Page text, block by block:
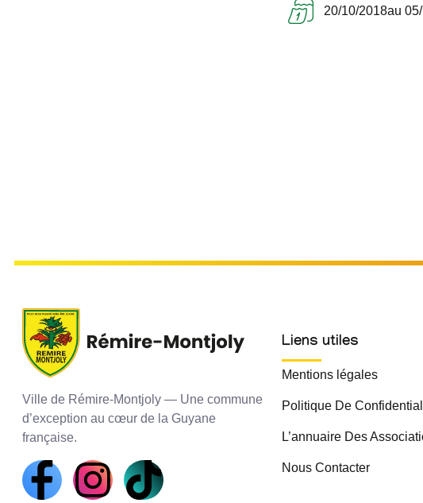
20/10/2018au
Ville de Rémire-Montjoly — Une commune
d’exception au cœur de la Guyane
française.
Liens utiles
Mentions légales
Politique De
L’annuaire Des
Nous Contacter